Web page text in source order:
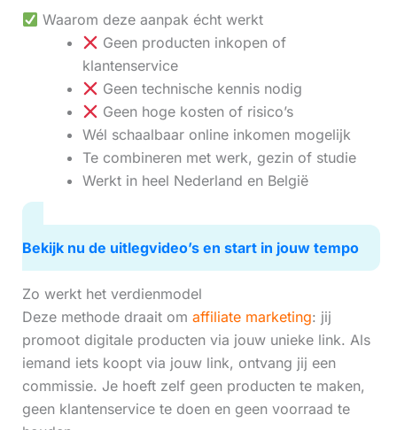
Waarom deze aanpak écht werkt
Geen producten inkopen of
klantenservice
Geen technische kennis nodig
Geen hoge kosten of risico’s
Wél schaalbaar online inkomen mogelijk
Te combineren met werk, gezin of studie
Werkt in heel Nederland en België
Bekijk nu de uitlegvideo’s en start in jouw tempo
Zo werkt het verdienmodel
Deze methode draait om affiliate marketing: jij
promoot digitale producten via jouw unieke link. Als
iemand iets koopt via jouw link, ontvang jij een
commissie. Je hoeft zelf geen producten te maken,
geen klantenservice te doen en geen voorraad te